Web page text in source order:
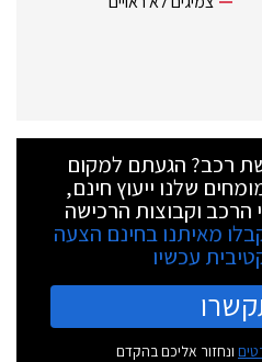
רכב? הגעתם למקום
שלנו ייעוץ חינם,
הרכב וקבוצות הרכישה
מאיתנו בחינם הצעה
עכשיו
ונחזור אליכם בהקדם